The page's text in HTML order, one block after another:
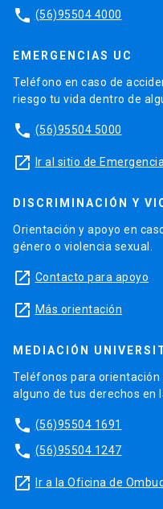
phone (56)95504 4000
EMERGENCIAS UC
Teléfono en caso de
riesgo tu vida dentro de
phone (56)95504 5000
launch Ir al sitio de
DISCRIMINACIÓN Y
Orientación y apoyo en
género o violencia sexual.
launch Contacto para apoyo
launch Más orientación
MEDIACIÓN
Teléfonos para orientación
alguno de tus derechos en
phone (56)95504 1691
phone (56)95504 1247
launch Ir a la Oficina de